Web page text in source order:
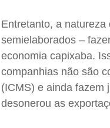
Entretanto, a
semielaborados –
economia capixaba.
companhias não são
(ICMS) e ainda fazem
desonerou as